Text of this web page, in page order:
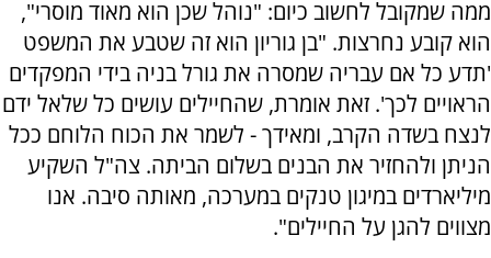
ממה שמקובל לחשוב כיום: "נוהל שכן הוא מאוד מוסרי",
הוא קובע נחרצות. "בן גוריון הוא זה שטבע את המשפט
'תדע כל אם עבריה שמסרה את גורל בניה בידי המפקדים
הראויים לכך'. זאת אומרת, שהחיילים עושים כל שלאל ידם
לנצח בשדה הקרב, ומאידך - לשמר את הכוח הלוחם ככל
הניתן ולהחזיר את הבנים בשלום הביתה. צה"ל השקיע
מיליארדים במיגון טנקים במערכה, מאותה סיבה. אנו
מצווים להגן על החיילים".